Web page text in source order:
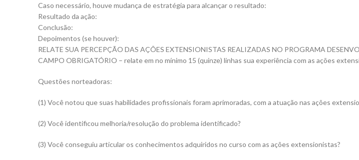
Caso necessário, houve mudança de estratégia para alcançar o resultado:
Resultado da ação:
Conclusão:
Depoimentos (se houver):
RELATE SUA PERCEPÇÃO DAS AÇÕES EXTENSIONISTAS REALIZADAS NO PROGRAMA
CAMPO OBRIGATÓRIO – relate em no mínimo 15 (quinze) linhas sua experiência com as ações
Questões norteadoras:
(1) Você notou que suas habilidades profissionais foram aprimoradas, com a atuação nas ações
(2) Você identificou melhoria/resolução do problema identificado?
(3) Você conseguiu articular os conhecimentos adquiridos no curso com as ações extensionistas?